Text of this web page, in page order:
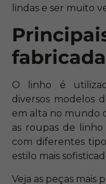
lindas e ser muito
O linho é
diversos modelos
em alta no mundo
as roupas de
com diferentes
estilo mais
Veja as peças mais